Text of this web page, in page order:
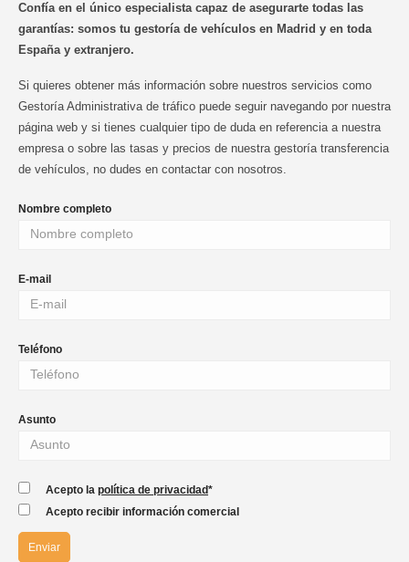
Confía en el único especialista capaz de asegurarte todas las
garantías: somos tu gestoría de vehículos en Madrid y en toda
España y extranjero.
Si quieres obtener más información sobre nuestros servicios como
Gestoría Administrativa de tráfico puede seguir navegando por nuestra
página web y si tienes cualquier tipo de duda en referencia a nuestra
empresa o sobre las tasas y precios de nuestra gestoría transferencia
de vehículos, no dudes en contactar con nosotros.
Nombre completo
E-mail
Teléfono
Asunto
Acepto la política de privacidad*
Acepto recibir información comercial